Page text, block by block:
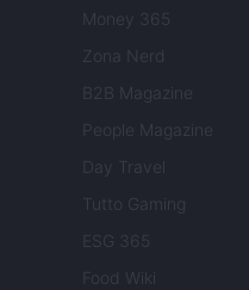
Money 365
Zona Nerd
B2B Magazine
People Magazine
Day Travel
Tutto Gaming
ESG 365
Food Wiki